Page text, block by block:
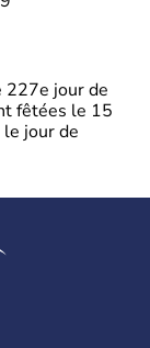
227e jour de
fêtées le 15
jour de